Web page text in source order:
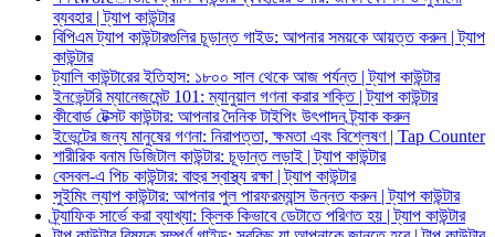
ব্যবহার | ট্যাপ কাউন্টার
বিপিএম ট্যাপ কাউন্টারগুলির চূড়ান্ত গাইড: আপনার সময়কে আয়ত্ত করুন | ট্যাপ
কাউন্টার
ট্যালি কাউন্টারের ইতিহাস: ১৮০০ সাল থেকে আজ পর্যন্ত | ট্যাপ কাউন্টার
ইনভেন্টরি ম্যানেজমেন্ট 101: ম্যানুয়াল গণনা করার শক্তি | ট্যাপ কাউন্টার
কীবোর্ড টেক্সট কাউন্টার: আপনার দৈনিক টাইপিং উৎপাদন ট্র্যাক করুন
ইভেন্টের জন্য মানুষের গণনা: নিরাপত্তা, ক্ষমতা এবং বিশ্লেষণ | Tap Counter
শারীরিক বনাম ডিজিটাল কাউন্টার: চূড়ান্ত লড়াই | ট্যাপ কাউন্টার
বেসবল-এ পিচ কাউন্টার: বাহুর স্বাস্থ্য রক্ষা | ট্যাপ কাউন্টার
সুইমিং ল্যাপ কাউন্টার: আপনার পুল পারফরম্যান্স উন্নত করুন | ট্যাপ কাউন্টার
ট্র্যাফিক সার্ভে করা ব্যাখ্যা: ক্লিক কিভাবে ডেটাতে পরিণত হয় | ট্যাপ কাউন্টার